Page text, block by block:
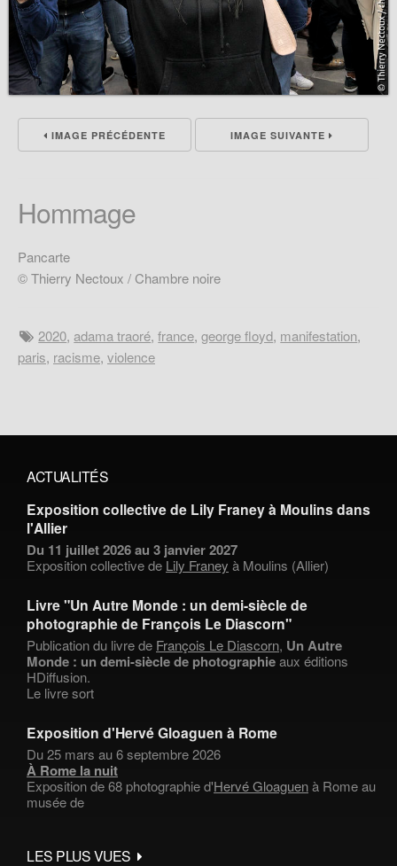
IMAGE PRÉCÉDENTE IMAGE SUIVANTE
Hommage
Pancarte
© Thierry Nectoux / Chambre noire
2020, adama traoré,france,george floyd, manifestation,
paris, racisme, violence
ACTUALITÉS
Exposition collective de Lily Franey à Moulins dans
l'Allier
Du 11 juillet 2026 au 3 janvier 2027
Exposition collective de Lily Franey à Moulins (Allier)
Livre "Un Autre Monde : un demi-siècle de
photographie de François Le Diascorn"
Publication du livre de François Le Diascorn, Un Autre
Monde : un demi-siècle de photographieaux éditions
HDiffusion.
Le livre sort
Exposition d'Hervé Gloaguen à Rome
Du 25 mars au 6 septembre 2026
À Rome la nuit
Exposition de 68 photographie d'Hervé Gloaguenà Rome au
musée de
LES PLUS VUES